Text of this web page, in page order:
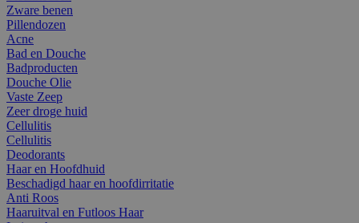
Zware benen
Pillendozen
Acne
Bad en Douche
Badproducten
Douche Olie
Vaste Zeep
Zeer droge huid
Cellulitis
Cellulitis
Deodorants
Haar en Hoofdhuid
Beschadigd haar en hoofdirritatie
Anti Roos
Haaruitval en Futloos Haar